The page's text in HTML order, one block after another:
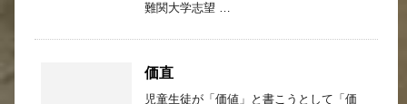
難関大学志望 …
価直
児童生徒が「価値」と書こうとして「価